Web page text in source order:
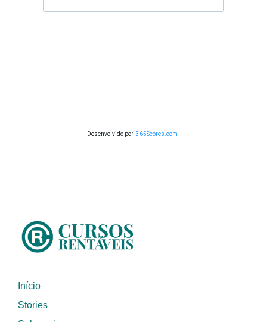
Desenvolvido por 365Scores.com
Início
Stories